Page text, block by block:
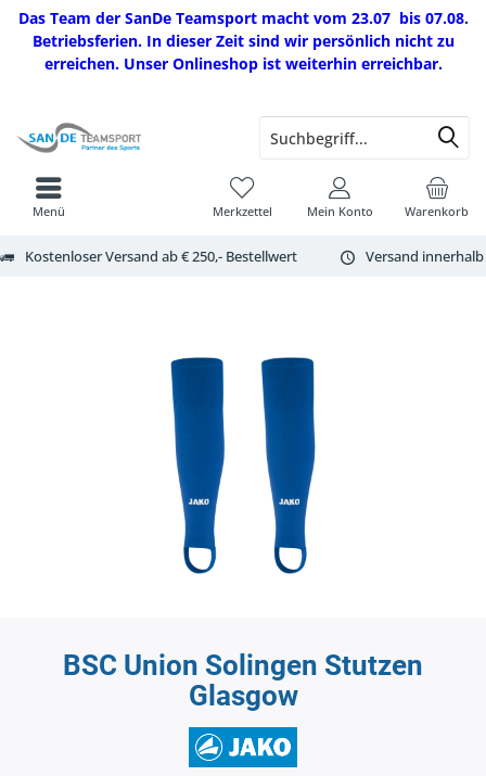
Das Team der SanDe Teamsport macht vom 23.07 bis 07.08.
Betriebsferien. In dieser Zeit sind wir persönlich nicht zu
erreichen. Unser Onlineshop ist weiterhin erreichbar.
Kostenloser Versand ab € 250,- Bestellwert Versand
Warenkorb
Merkzettel Mein Konto
Menü
BSC Union Solingen Stutzen
Glasgow